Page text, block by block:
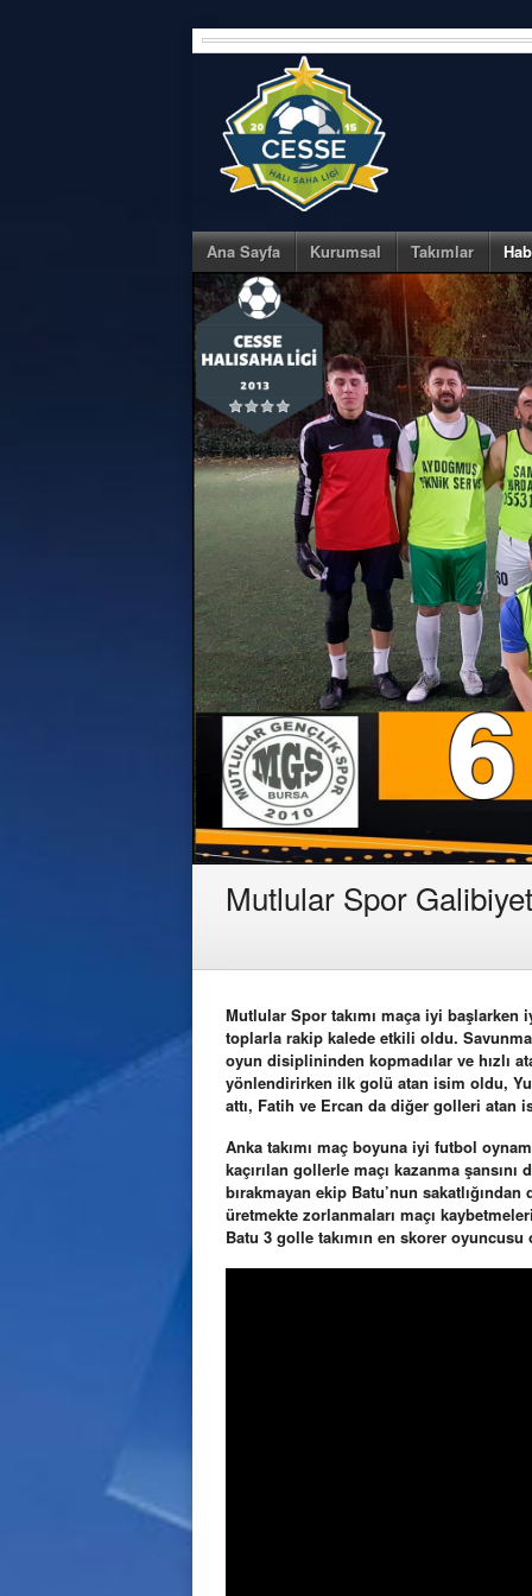
Skip
to
Ana Sayfa Kurumsal Takımlar
Mutlular Spor
Mutlular Spor takımı maça iyi başlarken
toplarla rakip kalede etkili oldu.
oyun disiplininden kopmadılar ve hızlı
yönlendirirken ilk golü atan isim oldu,
attı, Fatih ve Ercan da diğer golleri atan
Anka takımı maç boyuna iyi futbol
kaçırılan gollerle maçı kazanma
bırakmayan ekip Batu’nun
üretmekte zorlanmaları maçı
Batu 3 golle takımın en skorer oyuncusu